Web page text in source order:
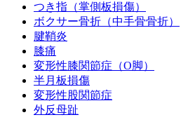
つき指（掌側板損傷）
ボクサー骨折（中手骨骨折）
腱鞘炎
膝痛
変形性膝関節症（O脚）
半月板損傷
変形性股関節症
外反母趾